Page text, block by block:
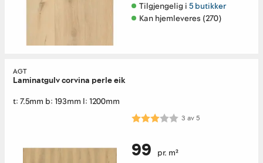
Tilgjengelig i 5 butikker
Kan hjemleveres (270)
AGT
Laminatgulv corvina perle eik
t: 7.5mm b: 193mm l: 1200mm
Karakter: 3.0 av 5 mulige
3 av5
99 pr. m²